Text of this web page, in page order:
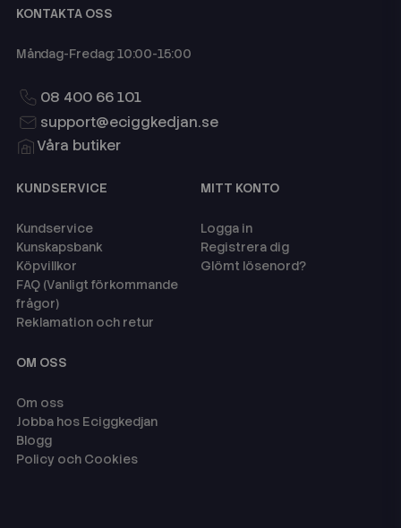
KONTAKTA OSS
Måndag-Fredag: 10:00-15:00
08 400 66 101
support@eciggkedjan.se
Våra butiker
KUNDSERVICE
Kundservice
Kunskapsbank
Köpvillkor
FAQ (Vanligt förkommande
frågor)
Reklamation och retur
MITT KONTO
Logga in
Registrera dig
Glömt lösenord?
OM OSS
Om oss
Jobba hos Eciggkedjan
Blogg
Policy och Cookies